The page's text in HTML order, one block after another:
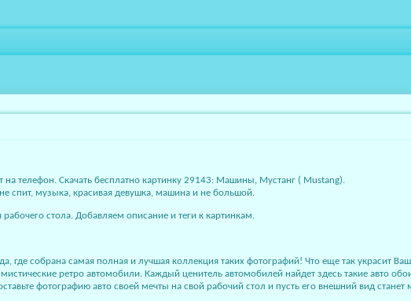
телефон. Скачать бесплатно картинку 29143: Машины, Мустанг ( Mustang).
спит, музыка, красивая девушка, машина и не большой.
стола. Добавляем описание и теги к картинкам.
где собрана самая полная и лучшая коллекция таких фотографий! Что еще так украсит
ретро автомобили. Каждый ценитель автомобилей найдет здесь такие авто
фотографию авто своей мечты на свой рабочий стол и пусть его внешний вид